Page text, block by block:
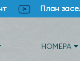
План
НОМЕРА